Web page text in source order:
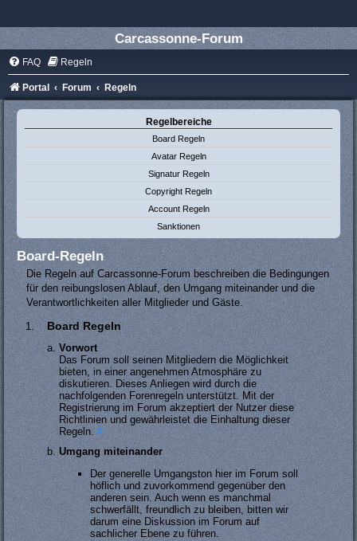
Carcassonne-Forum
FAQ Regeln
Portal Forum Regeln
Regelbereiche
Board Regeln
Avatar Regeln
Signatur Regeln
Copyright Regeln
Account Regeln
Sanktionen
Board-Regeln
Die Regeln auf Carcassonne-Forum beschreiben die Bedingungen
für den reibungslosen Ablauf, den Umgang miteinander und die
Verantwortlichkeiten aller Mitglieder und Gäste.
Board Regeln
Vorwort
Das Forum soll seinen Mitgliedern die Möglichkeit
bieten, in einer angenehmen Atmosphäre zu
diskutieren. Dieses Anliegen wird durch die
nachfolgenden Forenregeln unterstützt. Mit der
Registrierung im Forum akzeptiert der Nutzer diese
Richtlinien und gewährleistet die Einhaltung dieser
Regeln. #
Umgang miteinander
Der generelle Umgangston hier im Forum soll
höflich und zuvorkommend gegenüber den
anderen sein. Auch wenn es manchmal
schwerfällt, freundlich zu bleiben, bitten wir
darum eine Diskussion im Forum auf
sachlicher Ebene zu führen.